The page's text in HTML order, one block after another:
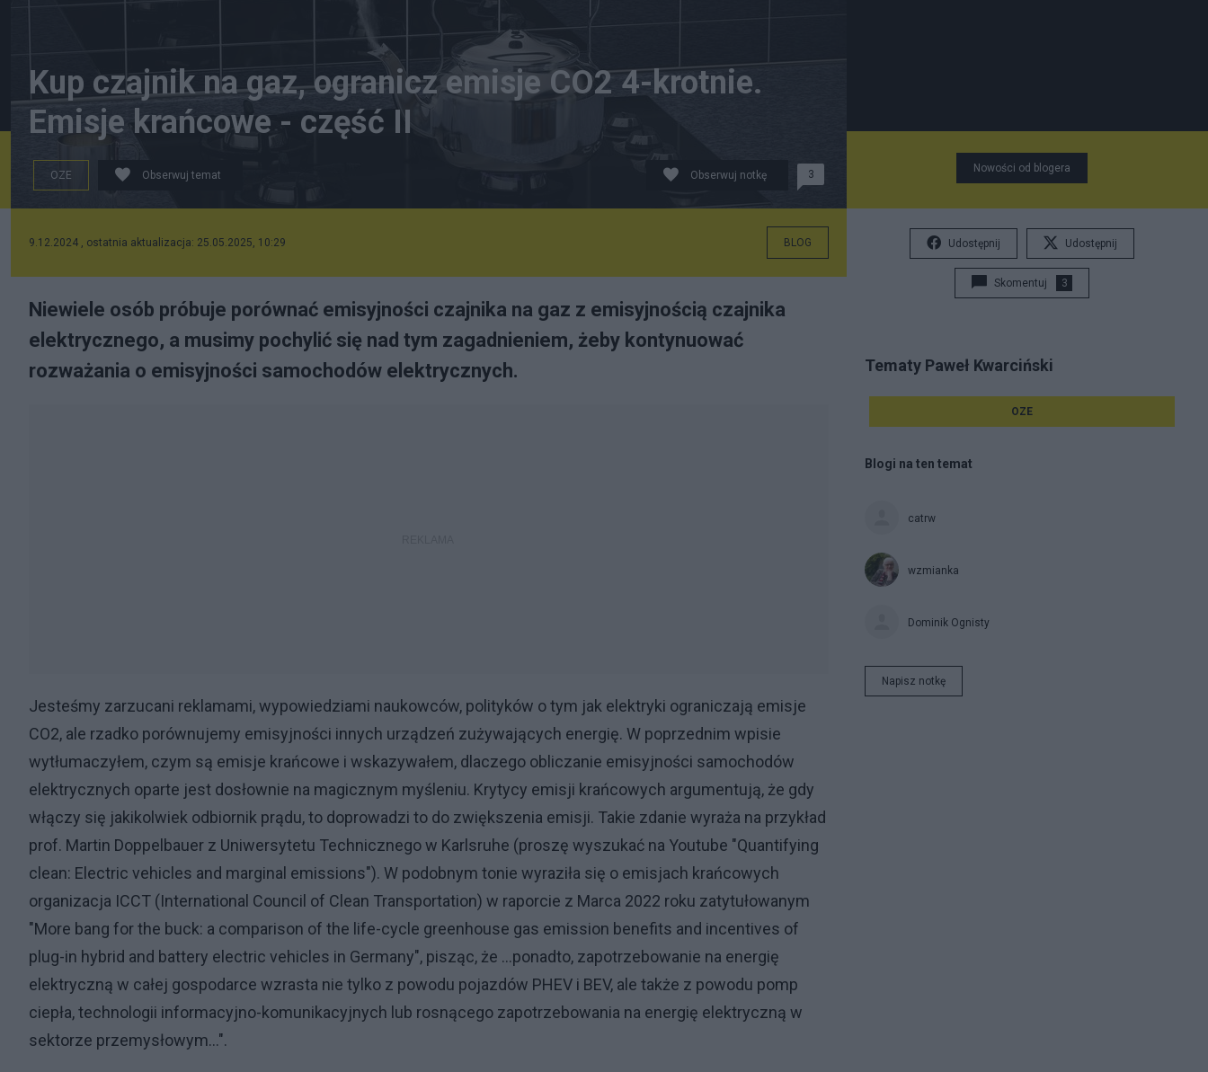
Kup czajnik na gaz, ogranicz emisje CO2 4-krotnie.
Emisje krańcowe - część II
OZE Obserwuj temat Obserwuj notkę 3
9.12.2024 , ostatnia aktualizacja: 25.05.2025, 10:29 BLOG
Niewiele osób próbuje porównać emisyjności czajnika na gaz z emisyjnością czajnika
elektrycznego, a musimy pochylić się nad tym zagadnieniem, żeby kontynuować
rozważania o emisyjności samochodów elektrycznych.
Jesteśmy zarzucani reklamami, wypowiedziami naukowców, polityków o tym jak elektryki ograniczają emisje
CO2, ale rzadko porównujemy emisyjności innych urządzeń zużywających energię. W poprzednim wpisie
wytłumaczyłem, czym są emisje krańcowe i wskazywałem, dlaczego obliczanie emisyjności samochodów
elektrycznych oparte jest dosłownie na magicznym myśleniu. Krytycy emisji krańcowych argumentują, że gdy
włączy się jakikolwiek odbiornik prądu, to doprowadzi to do zwiększenia emisji. Takie zdanie wyraża na przykład
prof. Martin Doppelbauer z Uniwersytetu Technicznego w Karlsruhe (proszę wyszukać na Youtube "Quantifying
clean: Electric vehicles and marginal emissions"). W podobnym tonie wyraziła się o emisjach krańcowych
organizacja ICCT (International Council of Clean Transportation) w raporcie z Marca 2022 roku zatytułowanym
"More bang for the buck: a comparison of the life-cycle greenhouse gas emission benefits and incentives of
plug-in hybrid and battery electric vehicles in Germany", pisząc, że ...ponadto, zapotrzebowanie na energię
elektryczną w całej gospodarce wzrasta nie tylko z powodu pojazdów PHEV i BEV, ale także z powodu pomp
ciepła, technologii informacyjno-komunikacyjnych lub rosnącego zapotrzebowania na energię elektryczną w
sektorze przemysłowym...".
Nowości od blogera
Udostępnij Udostępnij
Skomentuj 3
Tematy Paweł Kwarciński
OZE
Blogi na ten temat
catrw
wzmianka
Dominik Ognisty
Napisz notkę